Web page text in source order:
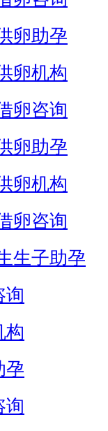
卵助孕
卵机构
卵咨询
卵助孕
卵机构
卵咨询
生子助孕
询
构
孕
询